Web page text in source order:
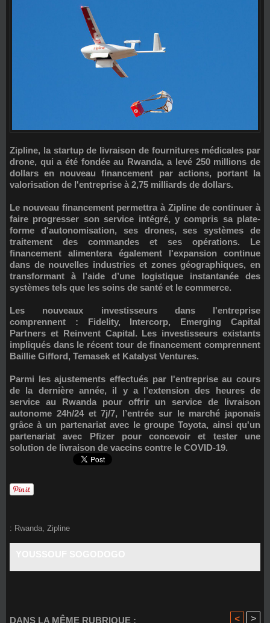
Zipline, la startup de livraison de fournitures médicales par
drone, qui a été fondée au Rwanda, a levé 250 millions de
dollars en nouveau financement par actions, portant la
valorisation de l'entreprise à 2,75 milliards de dollars.
Le nouveau financement permettra à Zipline de continuer à
faire progresser son service intégré, y compris sa plate-
forme d'autonomisation, ses drones, ses systèmes de
traitement des commandes et ses opérations. Le
financement alimentera également l'expansion continue
dans de nouvelles industries et zones géographiques, en
transformant à l’aide d’une logistique instantanée des
systèmes tels que les soins de santé et le commerce.
Les nouveaux investisseurs dans l'entreprise
comprennent : Fidelity, Intercorp, Emerging Capital
Partners et Reinvent Capital. Les investisseurs existants
impliqués dans le récent tour de financement comprennent
Baillie Gifford, Temasek et Katalyst Ventures.
Parmi les ajustements effectués par l'entreprise au cours
de la dernière année, il y a l’extension des heures de
service au Rwanda pour offrir un service de livraison
autonome 24h/24 et 7j/7, l’entrée sur le marché japonais
grâce à un partenariat avec le groupe Toyota, ainsi qu'un
partenariat avec Pfizer pour concevoir et tester une
solution de livraison de vaccins contre le COVID-19.
: Rwanda Zipline
DANS LA MÊME RUBRIQUE : < >